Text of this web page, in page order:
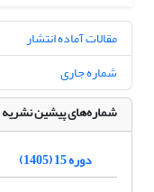
مقالات آماده انتشار
شماره جاری
شماره‌های پیشین نشریه
دوره 15 (1405)